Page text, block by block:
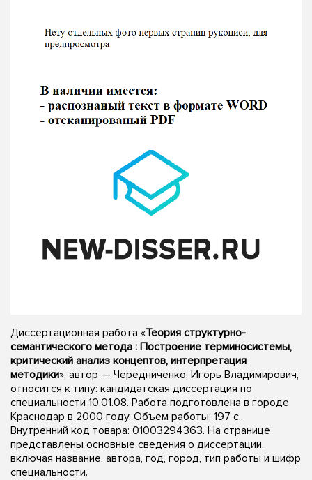
Диссертационная работа «Теория структурно-
семантического метода : Построение терминосистемы,
критический анализ концептов, интерпретация
методики», автор — Чередниченко, Игорь Владимирович,
относится к типу: кандидатская диссертация по
специальности 10.01.08. Работа подготовлена в городе
Краснодар в 2000 году. Объем работы: 197 с..
Внутренний код товара: 01003294363. На странице
представлены основные сведения о диссертации,
включая название, автора, год, город, тип работы и шифр
специальности.